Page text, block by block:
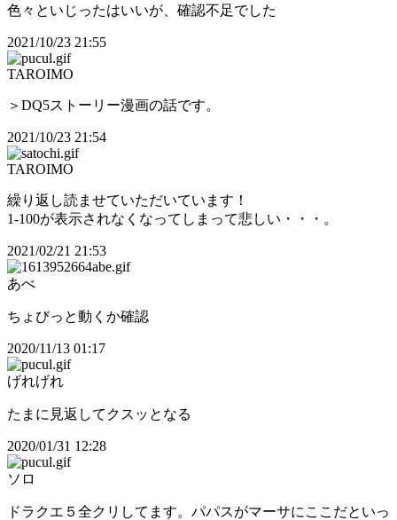
色々といじったはいいが、確認不足でした
2021/10/23 21:55
TAROIMO
＞DQ5ストーリー漫画の話です。
2021/10/23 21:54
TAROIMO
繰り返し読ませていただいています！
1-100が表示されなくなってしまって悲しい・・・。
2021/02/21 21:53
あべ
ちょびっと動くか確認
2020/11/13 01:17
げれげれ
たまに見返してクスッとなる
2020/01/31 12:28
ソロ
ドラクエ５全クリしてます。パパスがマーサにここだといっ